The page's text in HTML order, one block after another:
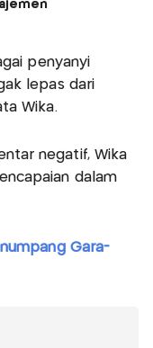
penyanyi
lepas dari
Wika.
negatif, Wika
dalam
Gara-